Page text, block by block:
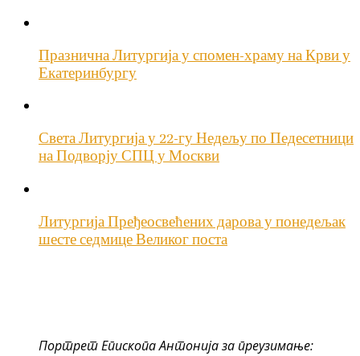
Празнична Литургија у спомен-храму на Крви у
Екатеринбургу
Света Литургија у 22-гу Недељу по Педесетници
на Подворју СПЦ у Москви
Литургија Пређеосвећених дарова у понедељак
шесте седмице Великог поста
Портрет Епископа Антонија за преузимање: